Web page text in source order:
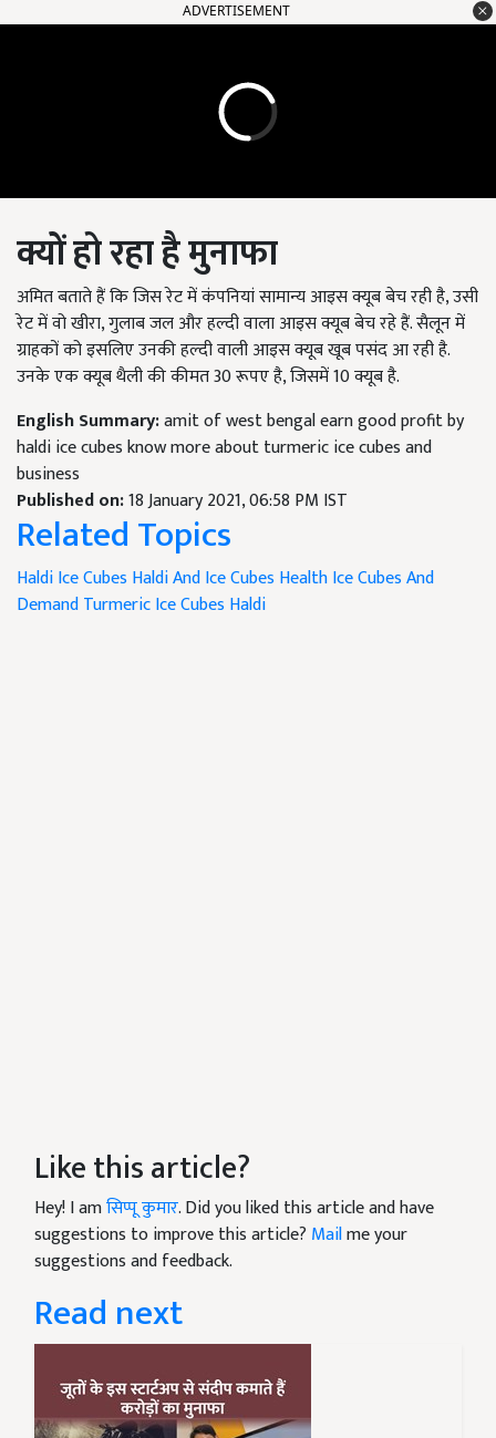
ADVERTISEMENT
क्यों हो रहा है मुनाफा
अमित बताते हैं कि जिस रेट में कंपनियां सामान्य आइस क्यूब बेच रही है, उसी
रेट में वो खीरा, गुलाब जल और हल्दी वाला आइस क्यूब बेच रहे हैं. सैलून में
ग्राहकों को इसलिए उनकी हल्दी वाली आइस क्यूब खूब पसंद आ रही है.
उनके एक क्यूब थैली की कीमत 30 रूपए है, जिसमें 10 क्यूब है.
English Summary:amit of west bengal earn good profit by
haldi ice cubes know more about turmeric ice cubes and
business
Published on:18 January 2021, 06:58 PM IST
Related Topics
Haldi Ice Cubes Haldi And Ice Cubes Health Ice Cubes And
DemandTurmeric Ice Cubes Haldi
Like this article?
Hey! I amसिप्पू कुमार. Did you liked this article and have
suggestions to improve this article? Mailme your
suggestions and feedback.
Read next